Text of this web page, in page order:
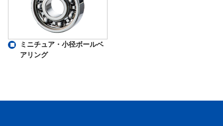
ミニチュア・小径ボールベ
アリング